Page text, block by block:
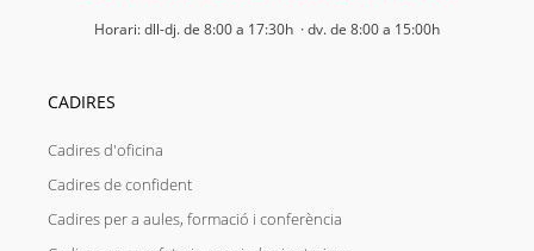
Horari: dll-dj. de 8:00 a 17:30h · dv. de 8:00 a 15:00h
CADIRES
Cadires d'oficina
Cadires de confident
Cadires per a aules, formació i conferència